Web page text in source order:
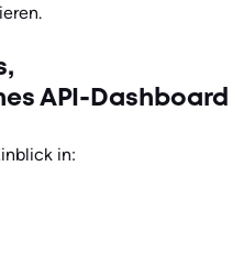
API-Dashboard
in: